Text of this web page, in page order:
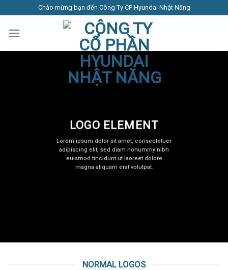
content
Chào mừng bạn đến Công Ty CP Hyundai Nhật Năng
LOGO ELEMENT
Lorem ipsum dolor sit amet, consectetuer
adipiscing elit, sed diam nonummy nibh
euismod tincidunt ut laoreet dolore
magna aliquam erat volutpat.
NORMAL LOGOS